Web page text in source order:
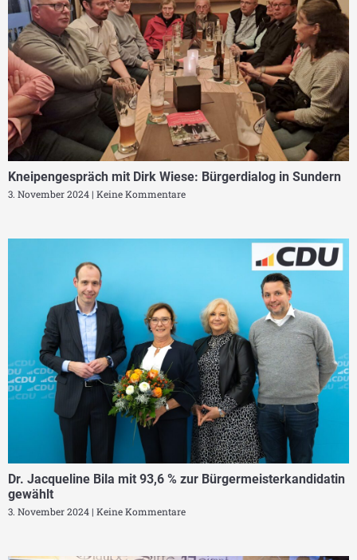
Kneipengespräch mit Dirk Wiese: Bürgerdialog in Sundern
3. November 2024 Keine Kommentare
Dr. Jacqueline Bila mit 93,6 % zur Bürgermeisterkandidatin
gewählt
3. November 2024 Keine Kommentare